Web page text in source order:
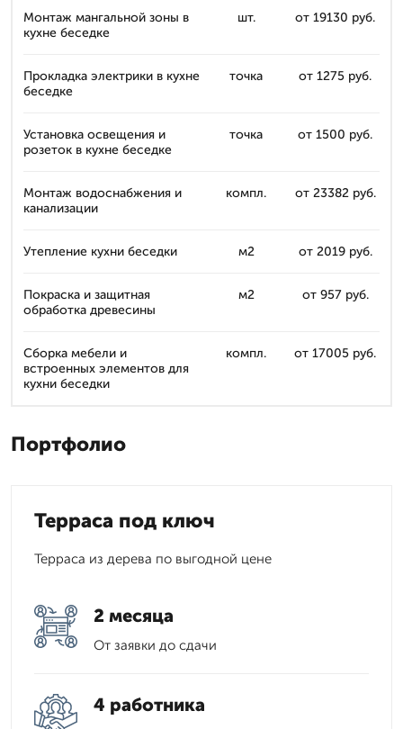
Монтаж мангальной зоны в
кухне беседке
шт. от 19130 руб.
Прокладка электрики в кухне
беседке
точка от 1275 руб.
Установка освещения и
розеток в кухне беседке
точка от 1500 руб.
Монтаж водоснабжения и
канализации
компл. от 23382 руб.
Утепление кухни беседки м2 от 2019 руб.
Покраска и защитная
обработка древесины
м2 от 957 руб.
Сборка мебели и
встроенных элементов для
кухни беседки
компл. от 17005 руб.
Портфолио
Терраса под ключ
Терраса из дерева по выгодной цене
2 месяца
От заявки до сдачи
4 работника